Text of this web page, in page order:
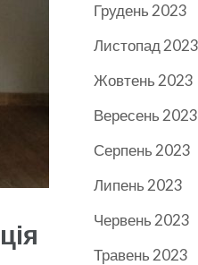
Грудень 2023
Листопад 2023
Жовтень 2023
Вересень 2023
Серпень 2023
Липень 2023
Червень 2023
Травень 2023